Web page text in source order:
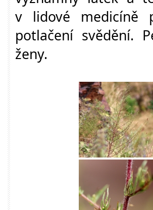
v lidové medicíně
potlačení svědění.
ženy.